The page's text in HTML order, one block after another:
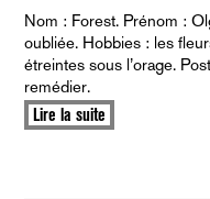
Nom : Forest. Prénom : Olga. Profession : chanteuse hippie
oubliée. Hobbies : les
étreintes sous l’orage.
remédier.
Lire la suite